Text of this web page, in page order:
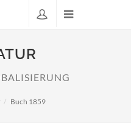
Buch 1859